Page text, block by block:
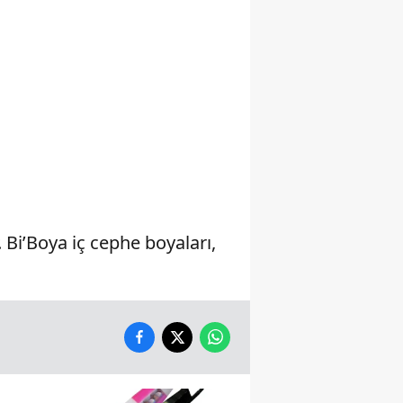
iç cephe boyaları,